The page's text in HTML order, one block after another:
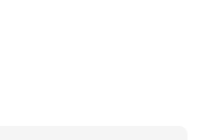
управление,
позволяют
скорости и